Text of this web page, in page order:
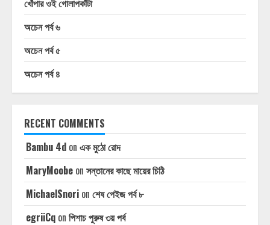
খোঁপার ওই গোলাপকাঁটা
অচেন পর্ব ৬
অচেন পর্ব ৫
অচেন পর্ব ৪
RECENT COMMENTS
Bambu 4d on এক মুঠো রোদ
MaryMoobe on সন্তানের কাছে মায়ের চিঠি
MichaelSnori on শেষ পেইজ পর্ব ৮
egriiCq on পিশাচ পুরুষ ৩য় পর্ব